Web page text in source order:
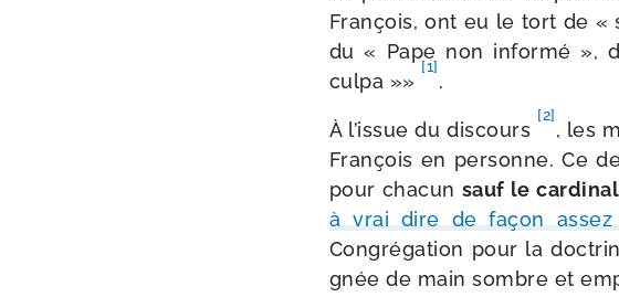
François, ont eu le tort de «
du « Pape non infor­mé »,
culpa »»
[1]
.
À l’issue du dis­cours
[2]
, les
François en per­sonne. Ce
pour cha­cun sauf le
à vrai dire de façon
Congrégation pour la
gnée de main sombre et